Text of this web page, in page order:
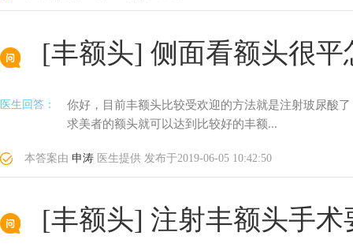
[丰额头] 侧面看额头很平
医生回答：
你好，目前丰额头比较受欢迎的方法就是注射玻尿酸
求美者的额头就可以达到比较好的丰额...
本答案由 申涛 医生提供 发布于2019-06-05 10:42:50
[丰额头] 注射丰额头手术